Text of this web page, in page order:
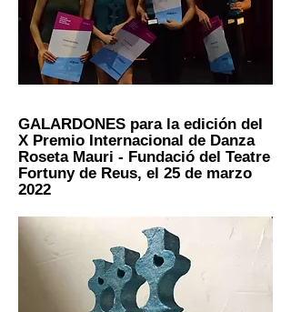
GALARDONES para la edición del
X Premio Internacional de Danza
Roseta Mauri - Fundació del Teatre
Fortuny de Reus, el 25 de marzo
2022